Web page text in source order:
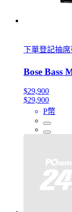
下單登記抽
Bose Bass
$29,900
$29,900
P幣